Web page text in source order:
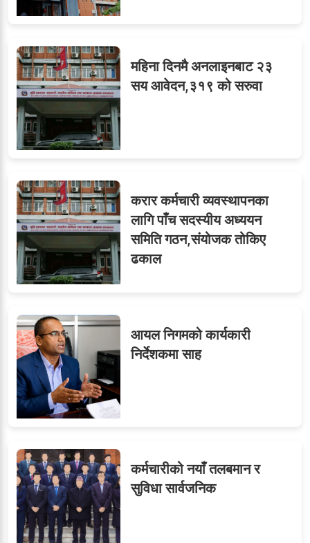
महिना दिनमै अनलाइनबाट २३
सय आवेदन,३१९ को सरुवा
करार कर्मचारी व्यवस्थापनका
लागि पाँच सदस्यीय अध्ययन
समिति गठन,संयोजक तोकिए
ढकाल
आयल निगमको कार्यकारी
निर्देशकमा साह
कर्मचारीको नयाँ तलबमान र
सुविधा सार्वजनिक